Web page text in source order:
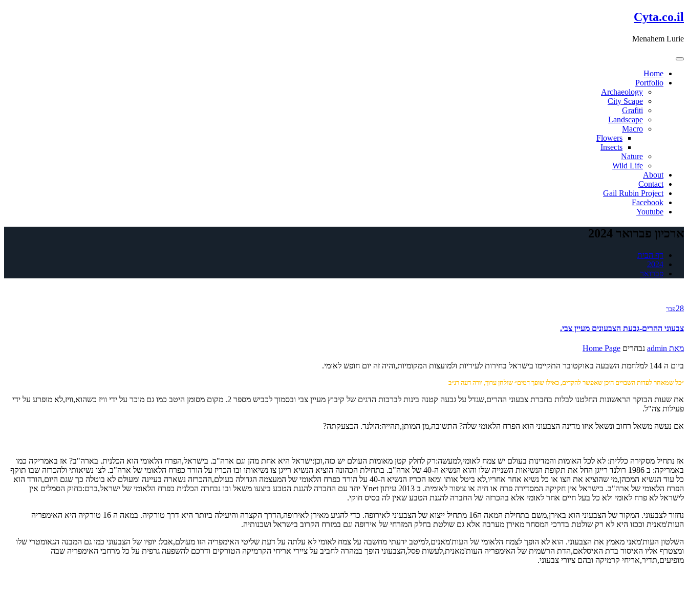
דלג
לתוכן
Cyta.co.il
Menahem Lurie
Home
Portfolio
Archaeology
City Scape
Grafiti
Landscape
Macro
Flowers
Insects
Nature
Wild Life
About
Contact
Gail Rubin Project
Facebook
Youtube
ארכיון פברואר 2024
דף הבית
2024
פברואר
28פבר
צבעוני ההרים-גבעת הצבעונים מעיין צבי.
מאת admin נבחרים Home Page
ביום ה 144 למלחמת השבעה באוקטובר התקיימו בישראל בחירות לעיריות ולמועצות המקומיות,והיה זה יום חופש לאומי.
״כל שמאחר לפדות השבויים היכן שאפשר להקדים, כאילו שופך דמים״ שולחן ערוך, יורה דעה רנ״ב
את שעות הבוקר הראשונות החלטנו לבלות בחברת צבעוני ההרים,שגדל על גבעה קטנה בינות לברכות הדגים של קיבוץ מעיין צבי ובסמוך לכביש מספר 2. מקום מסומן היטב כמו גם מוכר על ידי וויז כשהוא,וויז,לא מופרע על ידי
פעילות צה"ל.
אם נעשה משאל רחוב ונשאל איזו מדינה הצבעוני הוא הפרח הלאומי שלה? התשובה,מן המותן,תהייה:הולנד. הכצעקתה?
אז נתחיל מסקירה כללית: לא לכל האומות והמדינות בעולם יש צמח לאומי,למעשה:רק לחלק קטן מאומות העולם יש כזה,וכן:ישראל היא אחת מהן וגם ארה"ב. בישראל,הפרח הלאומי הוא הכלנית. בארה"ב? אז באמריקה כמו
באמריקה: ב 1986 רולנד רייגן החל את תקופת הנשיאות השנייה שלו והוא הנשיא ה-40 של ארה"ב. בתחילת הכהונה הוציא הנשיא רייגן צו נשיאותו ובו הכריז על הורד כפרח הלאומי של ארה"ב. לצו נשיאותי ולהכרזה שבו תוקף
כל עוד הנשיא המכהן,מי שהוציא את הצו או כל נשיא אחר אחריו,לא ביטל אותו ומאז הכריז הנשיא ה-40 על הורד כפרח הלאומי של המעצמה הגדולה בעולם,ההכרזה נשארה בעיינה ומעולם לא בוטלה כך שגם היום,הורד הוא
הפרח הלאומי של ארה"ב. בישראל אין חקיקה המסדירה פרח או חיה או ציפור לאומית. ב 2013 עיתון Ynet יחד עם החברה להגנת הטבע ביצעו משאל ובו נבחרה הכלנית כפרח הלאומי של ישראל,ברם:בחוק הסמלים אין
לישראל לא פרח לאומי ולא כל בעל חיים אחר לאומי אלא בהכרזה של החברה להגנת הטבע שאין לה בסיס חוקי.
נחזור לצבעוני. המקור של הצבעוני הוא באירן,משם בתחילת המאה ה16 מתחיל ייצוא של הצבעוני לאירופה. כדי להגיע מאירן לאירופה,הדרך הקצרה והיעילה ביותר היא דרך טורקיה. במאה ה 16 טורקיה היא האימפריה
העות'מאנית וככזו היא לא רק שולטת בדרכי המסחר מאירן מערבה אלא גם שולטת בחלק המזרחי של אירופה וגם במזרח הקרוב בישראל ושכנותיה.
השלטון העות'מאני מאמץ את הצבעוני. הוא לא הופך לצמח הלאומי של העות'מאנים,למיטב ידעתי מחשבה על צמח לאומי לא עלתה על דעת שליטי האימפריה הזו מעולם,אבל: יופיו של הצבעוני כמו גם המבנה הגאומטרי שלו
ומצטרף אליו האיסור בדת האיסלאם,הדת הרשמית של האימפריה העות'מאנית,לעשות פסל,הצבעוני הופך במהרה לחביב על ציירי אריחי הקרמיקה הטורקים ודרכם להשפעה גרפית על כל מרחבי האימפריה שבה
מופיעים,תדיר,אריחי קרמיקה ובהם ציורי צבעוני.